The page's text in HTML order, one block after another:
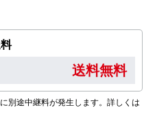
送料無料
別途中継料が発生します。詳しくは